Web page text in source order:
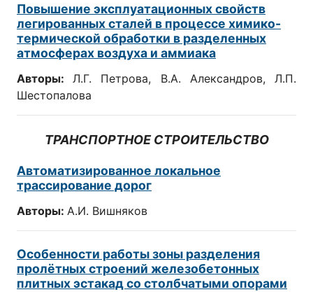
Повышение эксплуатационных свойств
легированных сталей в процессе химико-
термической обработки в разделенных
атмосферах воздуха и аммиака
Авторы:Л.Г. Петрова, В.А. Александров, Л.П.
Шестопалова
ТРАНСПОРТНОЕ СТРОИТЕЛЬСТВО
Автоматизированное локальное
трассирование дорог
Авторы: А.И. Вишняков
Особенности работы зоны разделения
пролётных строений железобетонных
плитных эстакад со столбчатыми опорами